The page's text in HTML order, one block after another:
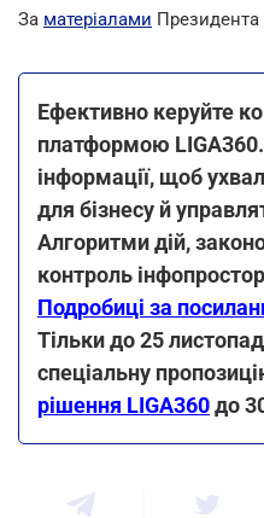
За матеріалами Президента
Ефективно керуйте
платформою
інформації, щоб
для бізнесу й
Алгоритми дій,
контроль
Подробиці за
Тільки до 25
спеціальну
рішення LIGA360до